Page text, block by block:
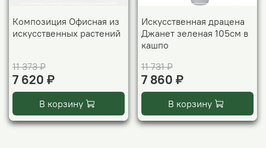
Композиция Офисная из
искусственных растений
11 373 ₽
7 620 ₽
В корзину
Искусственная драцена
Джанет зеленая 105см в
кашпо
11 731 ₽
7 860 ₽
В корзину